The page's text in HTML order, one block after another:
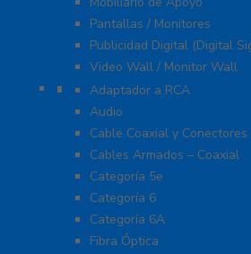
Pantallas / Monitores
Publicidad Digital (Digital
Video Wall / Monitor Wall
Cables Y Conectores
Adaptador a RCA
Audio
Cable Coaxial y Conectores
Cables Armados – Coaxial
Categoría 5e
Categoría 6
Categoría 6A
Fibra Óptica